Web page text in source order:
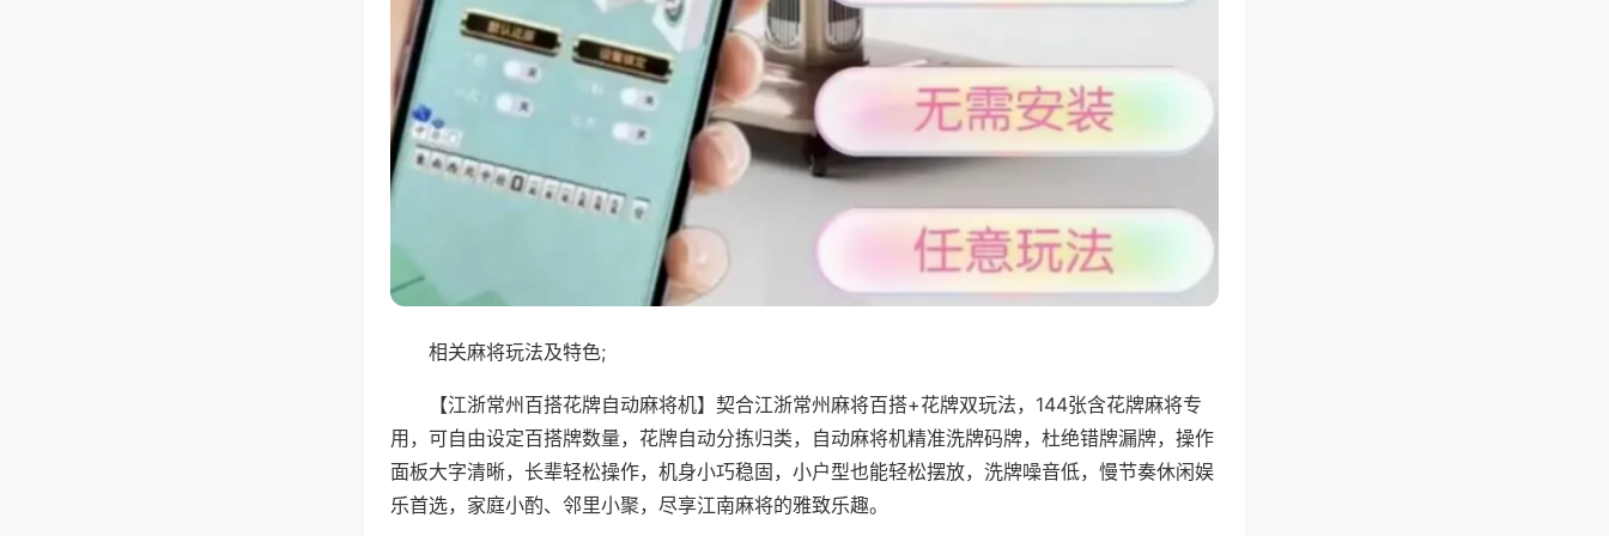
相关麻将玩法及特色;
【江浙常州百搭花牌自动麻将机】契合江浙常州麻将百搭+花牌双玩法，144张含花牌麻将专
用，可自由设定百搭牌数量，花牌自动分拣归类，自动麻将机精准洗牌码牌，杜绝错牌漏牌，操作
面板大字清晰，长辈轻松操作，机身小巧稳固，小户型也能轻松摆放，洗牌噪音低，慢节奏休闲娱
乐首选，家庭小酌、邻里小聚，尽享江南麻将的雅致乐趣。